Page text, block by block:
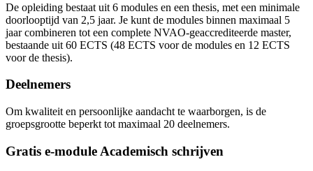
De opleiding bestaat uit 6 modules en een thesis, met een minimale
doorlooptijd van 2,5 jaar. Je kunt de modules binnen maximaal 5
jaar combineren tot een complete NVAO-geaccrediteerde master,
bestaande uit 60 ECTS (48 ECTS voor de modules en 12 ECTS
voor de thesis).
Deelnemers
Om kwaliteit en persoonlijke aandacht te waarborgen, is de
groepsgrootte beperkt tot maximaal 20 deelnemers.
Gratis e-module Academisch schrijven